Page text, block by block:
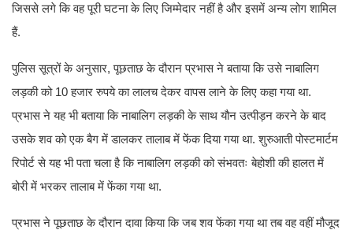
जिससे लगे कि वह पूरी घटना के लिए जिम्मेदार नहीं है और इसमें अन्य लोग शामिल
हैं.
पुलिस सूत्रों के अनुसार, पूछताछ के दौरान प्रभास ने बताया कि उसे नाबालिग
लड़की को 10 हजार रुपये का लालच देकर वापस लाने के लिए कहा गया था.
प्रभास ने यह भी बताया कि नाबालिग लड़की के साथ यौन उत्पीड़न करने के बाद
उसके शव को एक बैग में डालकर तालाब में फेंक दिया गया था. शुरुआती पोस्टमार्टम
रिपोर्ट से यह भी पता चला है कि नाबालिग लड़की को संभवतः बेहोशी की हालत में
बोरी में भरकर तालाब में फेंका गया था.
प्रभास ने पूछताछ के दौरान दावा किया कि जब शव फेंका गया था तब वह वहीं मौजूद